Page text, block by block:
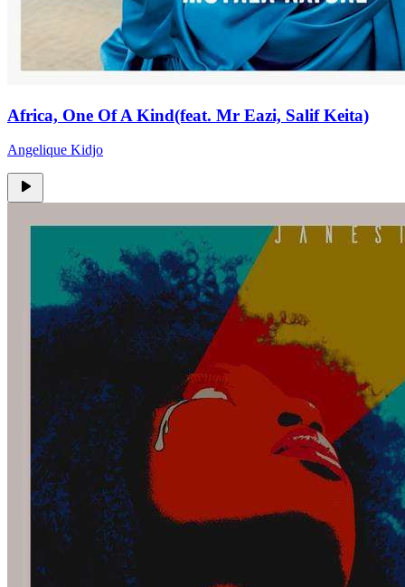
Africa, One Of A Kind(feat. Mr Eazi, Salif Keita)
Angelique Kidjo